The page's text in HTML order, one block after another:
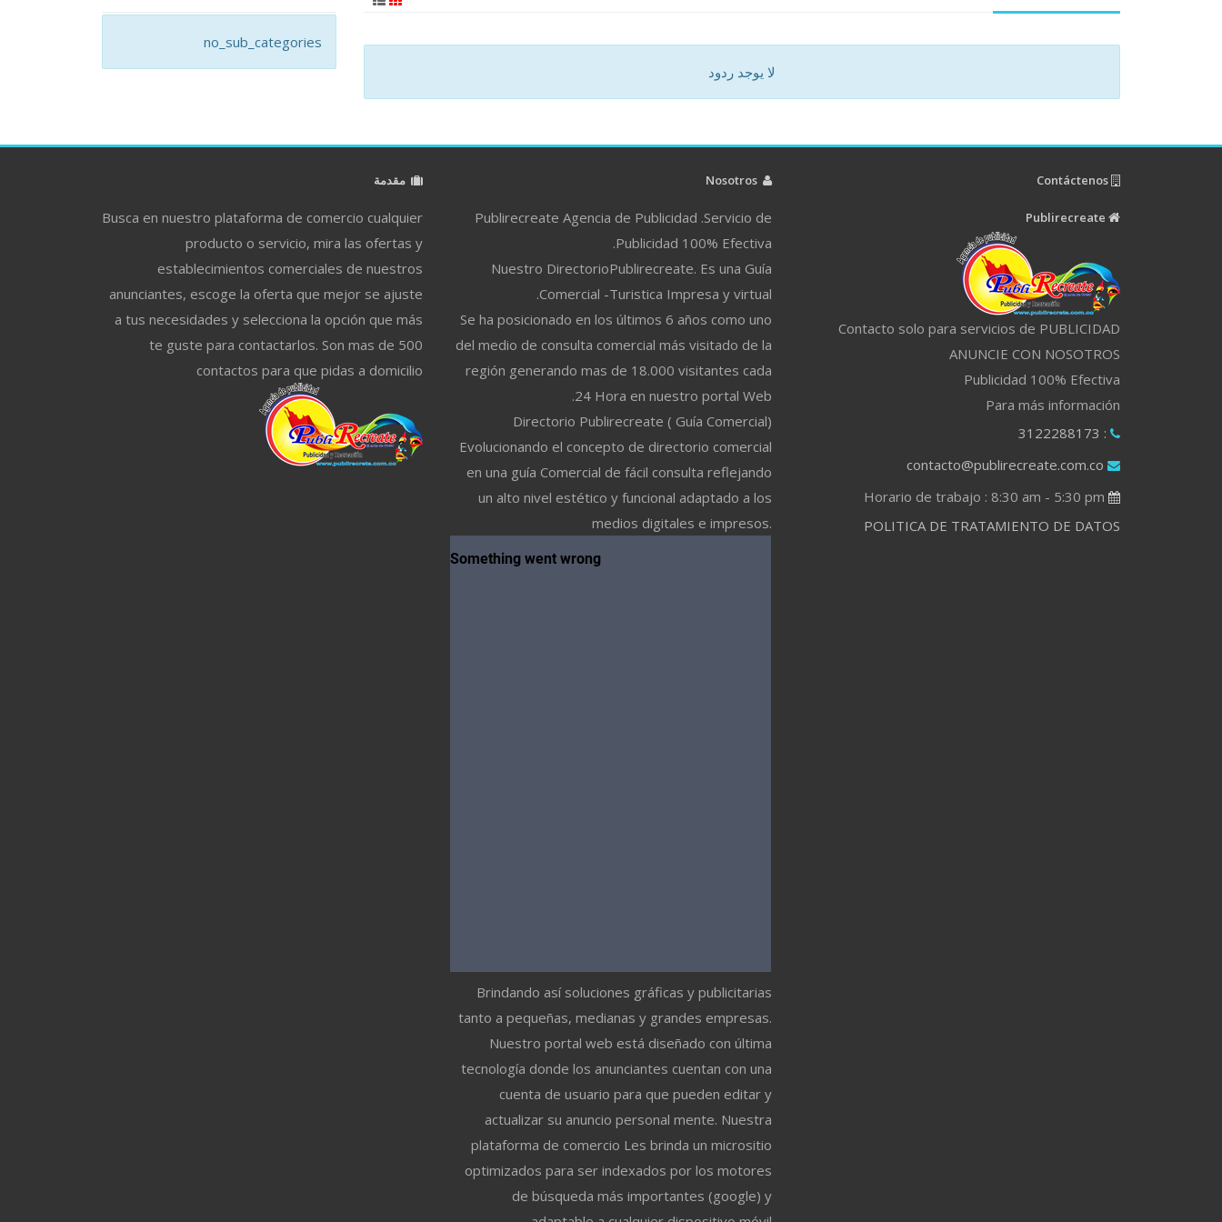
لا يوجد ردود
no_sub_categories
Contacto solo para servicios de PUBLICIDAD
ANUNCIE CON NOSOTROS
Publicidad 100% Efectiva
Para más información
: 3122288173
contacto@publirecreate.com.co
POLITICA DE TRATAMIENTO DE DATOS
Nosotros
Publirecreate Agencia de Publicidad .Servicio de
Publicidad 100% Efectiva.
Nuestro DirectorioPublirecreate. Es una Guía
Comercial -Turistica Impresa y virtual.
Se ha posicionado en los últimos 6 años como uno
del medio de consulta comercial más visitado de la
región generando mas de 18.000 visitantes cada
24 Hora en nuestro portal Web.
Directorio Publirecreate ( Guía Comercial)
Evolucionando el concepto de directorio comercial
en una guía Comercial de fácil consulta reflejando
un alto nivel estético y funcional adaptado a los
medios digitales e impresos.
Brindando así soluciones gráficas y publicitarias
tanto a pequeñas, medianas y grandes empresas.
Nuestro portal web está diseñado con última
tecnología donde los anunciantes cuentan con una
cuenta de usuario para que pueden editar y
actualizar su anuncio personal mente. Nuestra
plataforma de comercio Les brinda un micrositio
optimizados para ser indexados por los motores
de búsqueda más importantes (google) y
مقدمة
Busca en nuestro plataforma de comercio cualquier
producto o servicio, mira las ofertas y
establecimientos comerciales de nuestros
anunciantes, escoge la oferta que mejor se ajuste
a tus necesidades y selecciona la opción que más
te guste para contactarlos. Son mas de 500
contactos para que pidas a domicilio